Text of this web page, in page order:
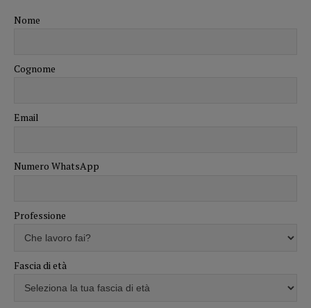
Nome
Cognome
Email
Numero WhatsApp
Professione
Fascia di età